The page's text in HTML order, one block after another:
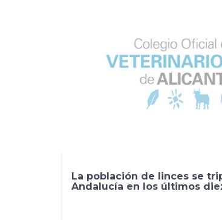
La población de linces se
Andalucía en los últimos